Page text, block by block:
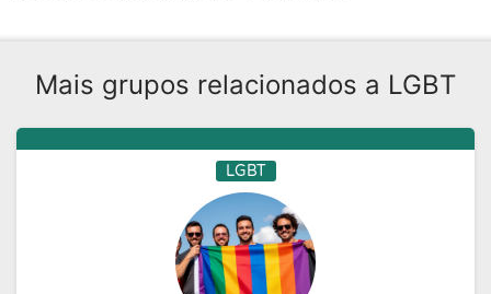
Mais grupos relacionados a LGBT
LGBT